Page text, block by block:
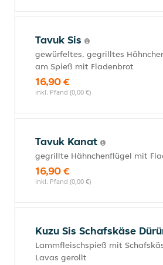
Tavuk Sis
gewürfeltes, gegrilltes
am Spieß mit Fladenbrot
16,90 €
inkl. Pfand (0,00 €)
Tavuk Kanat
gegrillte Hähnchenflügel mit
16,90 €
inkl. Pfand (0,00 €)
Kuzu Sis Schafskäse
Lammfleischspieß mit
Lavas gerollt